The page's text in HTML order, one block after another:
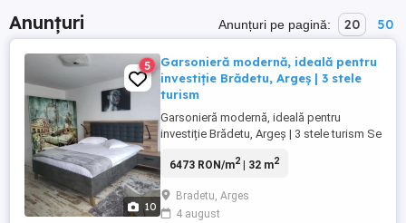
Anunțuri Anunțuri pe pagină: 20 50
10
5
Garsonieră modernă, ideală pentru
investiție Brădetu, Argeș | 3 stele
turism
Garsonieră modernă, ideală pentru
investiție Brădetu, Argeș | 3 stele turism Se
Brădetu, județul Argeș, într-o zonă
deosebită către râul Vâlsan loc ideal
pentru relaxare sau turism. Locuința are 32
6473 RON/m2| 32 m2
Bradetu, Arges
4 august